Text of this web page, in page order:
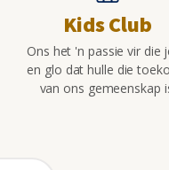
Kids Club
Ons het 'n passie vir die
en glo dat hulle die
van ons gemeenskap